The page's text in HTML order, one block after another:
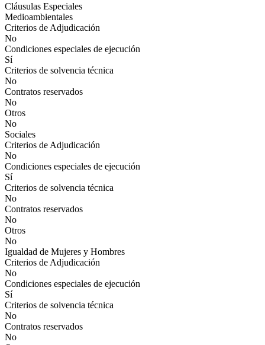
Cláusulas Especiales
Medioambientales
Criterios de Adjudicación
No
Condiciones especiales de ejecución
Sí
Criterios de solvencia técnica
No
Contratos reservados
No
Otros
No
Sociales
Criterios de Adjudicación
No
Condiciones especiales de ejecución
Sí
Criterios de solvencia técnica
No
Contratos reservados
No
Otros
No
Igualdad de Mujeres y Hombres
Criterios de Adjudicación
No
Condiciones especiales de ejecución
Sí
Criterios de solvencia técnica
No
Contratos reservados
No